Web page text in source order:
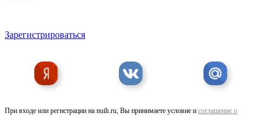
Зарегистрироваться
При входе или регистрации на nuih.ru, Вы принимаете условие и соглашение о